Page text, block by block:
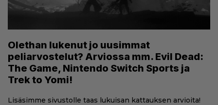
Olethan lukenut jo uusimmat
peliarvostelut? Arviossa mm. Evil Dead:
The Game, Nintendo Switch Sports ja
Trek to Yomi!
Lisäsimme sivustolle taas lukuisan kattauksen arvioita!